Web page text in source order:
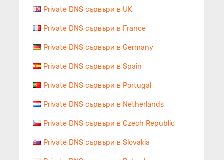
Private DNS сървъри в UK
Private DNS сървъри в France
Private DNS сървъри в Germany
Private DNS сървъри в Spain
Private DNS сървъри в Portugal
Private DNS сървъри в Netherlands
Private DNS сървъри в Czech Republic
Private DNS сървъри в Slovakia